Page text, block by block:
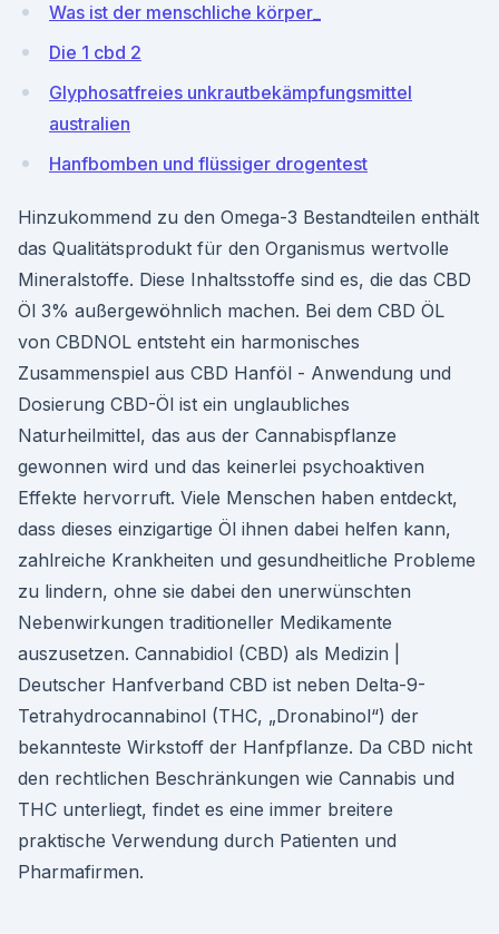
Was ist der menschliche körper_
Die 1 cbd 2
Glyphosatfreies unkrautbekämpfungsmittel
australien
Hanfbomben und flüssiger drogentest
Hinzukommend zu den Omega-3 Bestandteilen enthält
das Qualitätsprodukt für den Organismus wertvolle
Mineralstoffe. Diese Inhaltsstoffe sind es, die das CBD
Öl 3% außergewöhnlich machen. Bei dem CBD ÖL
von CBDNOL entsteht ein harmonisches
Zusammenspiel aus CBD Hanföl - Anwendung und
Dosierung CBD-Öl ist ein unglaubliches
Naturheilmittel, das aus der Cannabispflanze
gewonnen wird und das keinerlei psychoaktiven
Effekte hervorruft. Viele Menschen haben entdeckt,
dass dieses einzigartige Öl ihnen dabei helfen kann,
zahlreiche Krankheiten und gesundheitliche Probleme
zu lindern, ohne sie dabei den unerwünschten
Nebenwirkungen traditioneller Medikamente
auszusetzen. Cannabidiol (CBD) als Medizin |
Deutscher Hanfverband CBD ist neben Delta-9-
Tetrahydrocannabinol (THC, „Dronabinol“) der
bekannteste Wirkstoff der Hanfpflanze. Da CBD nicht
den rechtlichen Beschränkungen wie Cannabis und
THC unterliegt, findet es eine immer breitere
praktische Verwendung durch Patienten und
Pharmafirmen.